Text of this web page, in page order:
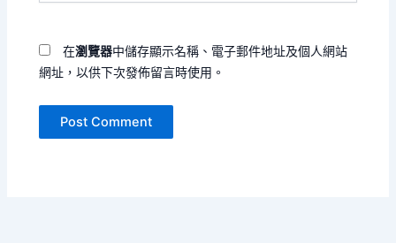
在瀏覽器中儲存顯示名稱、電子郵件地址及個人網站
網址，以供下次發佈留言時使用。